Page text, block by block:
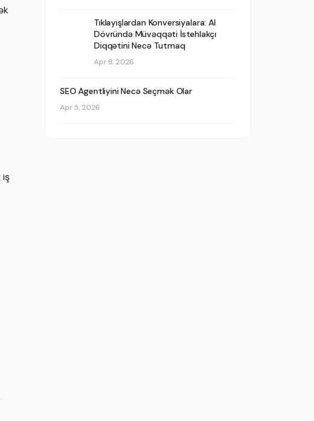
iş
Tıklayışlardan Konversiyalara: AI
Dövründə Müvəqqəti İstehlakçı
Diqqətini Necə Tutmaq
Apr 8, 2026
SEO Agentliyini Necə Seçmək Olar
Apr 5, 2026